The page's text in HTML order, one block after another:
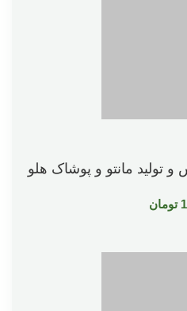
تولید مانتو و پوشاک هلو
تومان